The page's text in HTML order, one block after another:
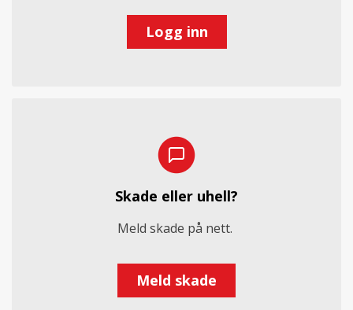
Logg inn
Skade eller uhell?
Meld skade på nett.
Meld skade